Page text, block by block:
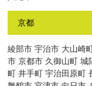
京都
綾部市 宇治市 大山崎
市 京都市 久御山町 城
町 井手町 宇治田原町